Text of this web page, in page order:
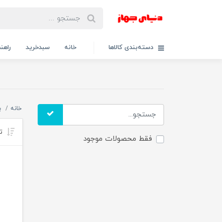
دسته‌بندی کالاها خانه سبدخرید
فقط محصولات موجود
خانه